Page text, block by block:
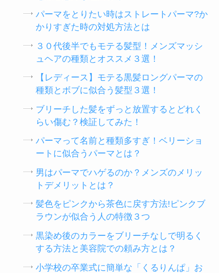
パーマをとりたい時はストレートパーマ?か
かりすぎた時の対処方法とは
３０代後半でもモテる髪型！メンズマッシ
ュヘアの種類とオススメ３選！
【レディース】モテる黒髪ロングパーマの
種類とボブに似合う髪型３選！
ブリーチした髪をずっと放置するとどれく
らい傷む？検証してみた！
パーマって名前と種類多すぎ！ベリーショ
ートに似合うパーマとは？
男はパーマでハゲるのか？メンズのメリッ
トデメリットとは？
髪色をピンクから茶色に戻す方法!ピンクブ
ラウンが似合う人の特徴３つ
黒染め後のカラーをブリーチなしで明るく
する方法と美容院での頼み方とは？
小学校の卒業式に簡単な「くるりんぱ」お